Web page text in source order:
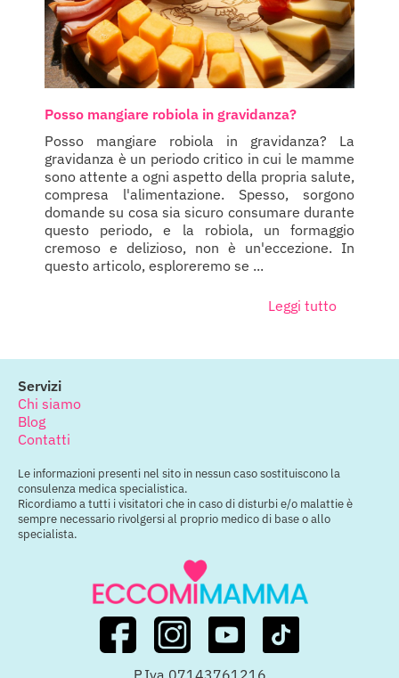
Posso mangiare robiola in gravidanza?
Posso mangiare robiola in gravidanza? La
gravidanza è un periodo critico in cui le mamme
sono attente a ogni aspetto della propria salute,
compresa l'alimentazione. Spesso, sorgono
domande su cosa sia sicuro consumare durante
questo periodo, e la robiola, un formaggio
cremoso e delizioso, non è un'eccezione. In
questo articolo, esploreremo se ...
Leggi tutto
Servizi
Chi siamo
Blog
Contatti
Le informazioni presenti nel sito in nessun caso sostituiscono la
consulenza medica specialistica.
Ricordiamo a tutti i visitatori che in caso di disturbi e/o malattie è
sempre necessario rivolgersi al proprio medico di base o allo
specialista.